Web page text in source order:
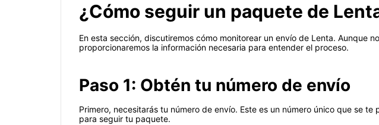
¿Cómo seguir un paquete de
En esta sección, discutiremos cómo monitorear un envío de Lenta. Aunque
proporcionaremos la información necesaria para entender el proceso.
Paso 1: Obtén tu número de envío
Primero, necesitarás tu número de envío. Este es un número único que se
para seguir tu paquete.